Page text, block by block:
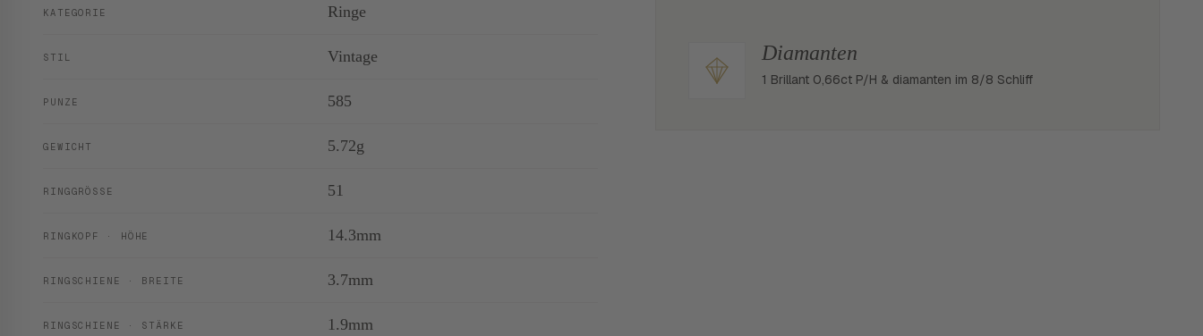
KATEGORIE Ringe
STIL Vintage
PUNZE 585
GEWICHT 5.72g
RINGGRÖSSE 51
RINGKOPF · HÖHE 14.3mm
RINGSCHIENE · BREITE 3.7mm
RINGSCHIENE · STÄRKE 1.9mm
Diamanten
1 Brillant 0,66ct P/H & diamanten im 8/8 Schliff